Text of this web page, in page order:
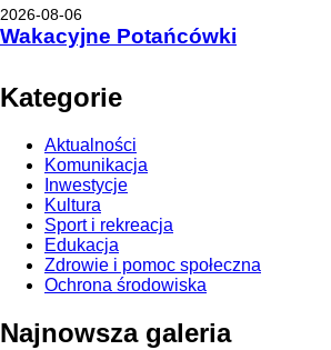
2026-08-06
Wakacyjne Potańcówki
Kategorie
Aktualności
Komunikacja
Inwestycje
Kultura
Sport i rekreacja
Edukacja
Zdrowie i pomoc społeczna
Ochrona środowiska
Najnowsza galeria